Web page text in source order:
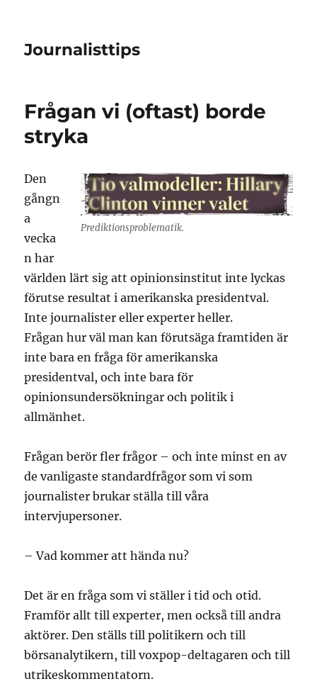
Journalisttips
Frågan vi (oftast) borde
stryka
Prediktionsproblematik.
Den
gångn
a
vecka
n har
världen lärt sig att opinionsinstitut inte lyckas
förutse resultat i amerikanska presidentval.
Inte journalister eller experter heller.
Frågan hur väl man kan förutsäga framtiden är
inte bara en fråga för amerikanska
presidentval, och inte bara för
opinionsundersökningar och politik i
allmänhet.
Frågan berör fler frågor – och inte minst en av
de vanligaste standardfrågor som vi som
journalister brukar ställa till våra
intervjupersoner.
– Vad kommer att hända nu?
Det är en fråga som vi ställer i tid och otid.
Framför allt till experter, men också till andra
aktörer. Den ställs till politikern och till
börsanalytikern, till voxpop-deltagaren och till
utrikeskommentatorn.